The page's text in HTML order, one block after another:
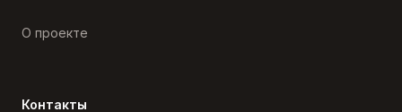
О проекте
Контакты